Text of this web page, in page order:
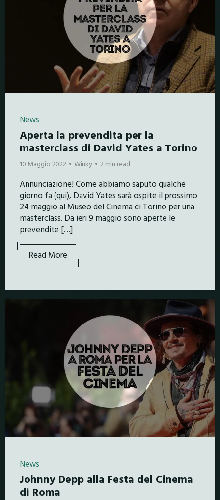
News
Aperta la prevendita per la
masterclass di David Yates a Torino
10 Maggio 2022 Winky 2 min read
Annunciazione! Come abbiamo saputo qualche
giorno fa (qui), David Yates sarà ospite il prossimo
24 maggio al Museo del Cinema di Torino per una
masterclass. Da ieri 9 maggio sono aperte le
prevendite […]
Read More
News
Johnny Depp alla Festa del Cinema
di Roma